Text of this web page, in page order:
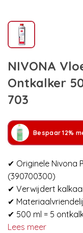
NIVONA
Ontkalker
703
Bespaar 12%
✔ Originele Nivona
(390700300)
✔ Verwijdert
✔
✔ 500 ml = 5
Lees meer